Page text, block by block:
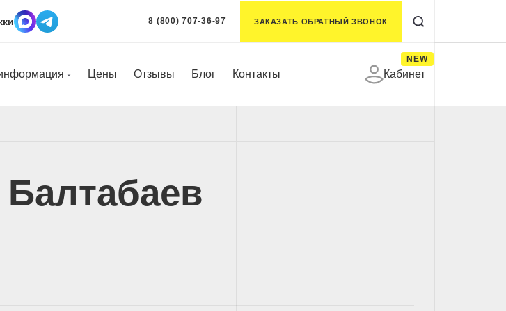
8 (800) 707-36-97 ЗАКАЗАТЬ ОБРАТНЫЙ ЗВОНОК
Цены Отзывы Блог Контакты Кабинет
NEW